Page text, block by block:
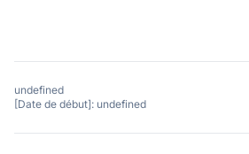
undefined
[Date de début]: undefined